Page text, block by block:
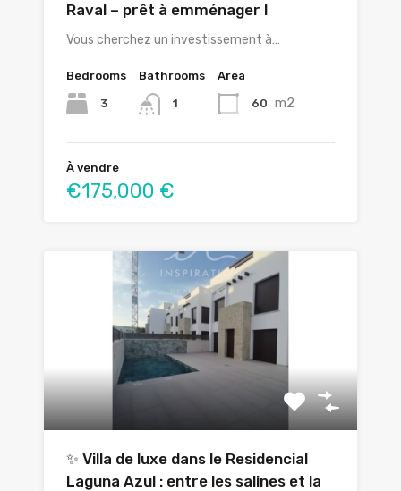
Raval – prêt à emménager !
Vous cherchez un investissement à…
Bedrooms
3
Bathrooms
1
Area
60 m2
À vendre
€175,000 €
✨ Villa de luxe dans le Residencial
Laguna Azul : entre les salines et la